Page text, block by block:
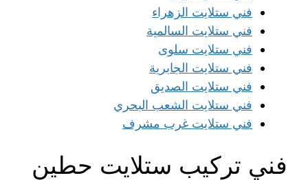
فني ستلايت الزهراء
فني ستلايت السالمية
فني ستلايت سلوى
فني ستلايت الجابرية
فني ستلايت الصديق
فني ستلايت الشعب البحري
فني ستلايت غرب مشرف
فني تركيب ستلايت حطين